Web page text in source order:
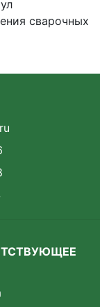
сварочных